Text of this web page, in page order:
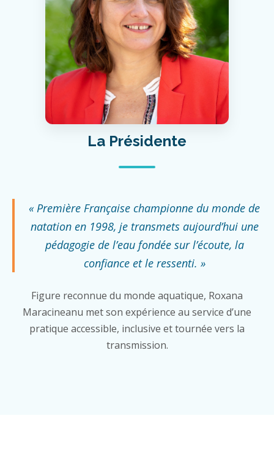
La Présidente
« Première Française championne du monde de
natation en 1998, je transmets aujourd’hui une
pédagogie de l’eau fondée sur l’écoute, la
confiance et le ressenti. »
Figure reconnue du monde aquatique, Roxana
Maracineanu met son expérience au service d’une
pratique accessible, inclusive et tournée vers la
transmission.